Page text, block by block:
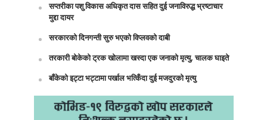
सप्तरीका पशु विकास अधिकृत दास सहित दुई जनाविरुद्ध भ्रष्टाचार
मुद्दा दायर
सरकारको दिनगन्ती सुरु भएको विप्लवको दाबी
तरकारी बोकेको ट्रक खोलामा खस्दा एक जनाको मृत्यु, चालक घाइते
बाँकेको इट्टा भट्टामा पर्खाल भत्किँदा दुई मजदुरको मृत्यु